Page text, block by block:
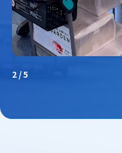
3 /5